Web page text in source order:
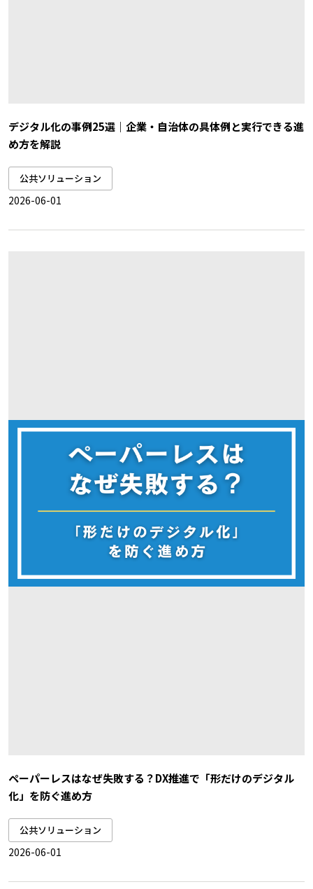
デジタル化の事例25選｜企業・自治体の具体例と実行できる進
め方を解説
公共ソリューション
2026-06-01
ペーパーレスはなぜ失敗する？DX推進で「形だけのデジタル
化」を防ぐ進め方
公共ソリューション
2026-06-01